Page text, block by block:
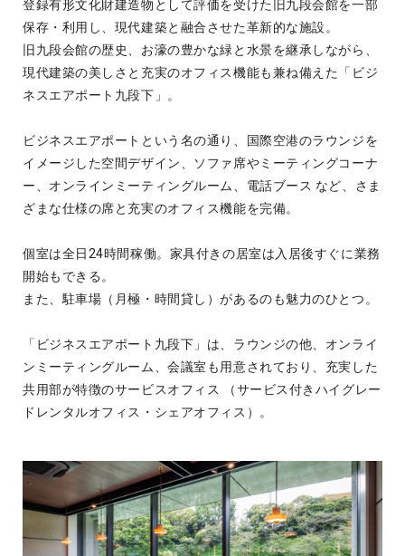
登録有形文化財建造物として評価を受けた旧九段会館を一部
保存・利用し、現代建築と融合させた革新的な施設。
旧九段会館の歴史、お濠の豊かな緑と水景を継承しながら、
現代建築の美しさと充実のオフィス機能も兼ね備えた「ビジ
ネスエアポート九段下」。
ビジネスエアポートという名の通り、国際空港のラウンジを
イメージした空間デザイン、ソファ席やミーティングコーナ
ー、オンラインミーティングルーム、電話ブース など、さま
ざまな仕様の席と充実のオフィス機能を完備。
個室は全日24時間稼働。家具付きの居室は入居後すぐに業務
開始もできる。
また、駐車場（月極・時間貸し）があるのも魅力のひとつ。
「ビジネスエアポート九段下」は、ラウンジの他、オンライ
ンミーティングルーム、会議室も用意されており、充実した
共用部が特徴のサービスオフィス （サービス付きハイグレー
ドレンタルオフィス・シェアオフィス）。